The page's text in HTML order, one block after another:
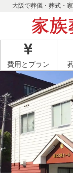
大阪で葬儀・葬式・
費用とプラン